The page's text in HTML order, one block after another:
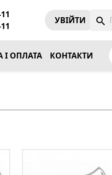
УВIЙТИ search
І ОПЛАТА КОНТАКТИ